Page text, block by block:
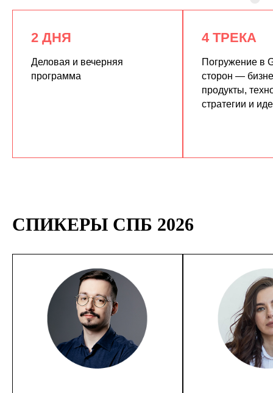
2 ДНЯ
Деловая и вечерняя
программа
4 ТРЕКА
Погружение в
сторон —
продукты,
стратегии и
СПИКЕРЫ СПБ 2026